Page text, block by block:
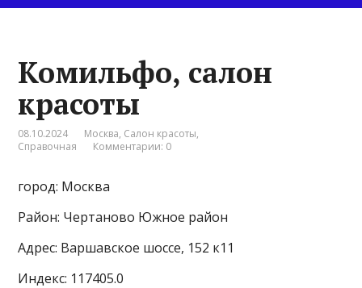
Комильфо, салон
красоты
08.10.2024 Москва, Салон красоты,
Справочная
Комментарии: 0
город: Москва
Район: Чертаново Южное район
Адрес: Варшавское шоссе, 152 к11
Индекс: 117405.0